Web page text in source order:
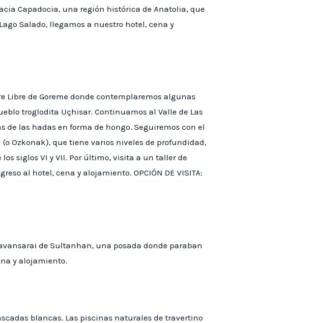
Capadocia, una región histórica de Anatolia, que
Salado, llegamos a nuestro hotel, cena y
Libre de Goreme donde contemplaremos algunas
troglodita Uçhisar. Continuamos al Valle de Las
las hadas en forma de hongo. Seguiremos con el
Ozkonak), que tiene varios niveles de profundidad,
siglos VI y VII. Por último, visita a un taller de
al hotel, cena y alojamiento. OPCIÓN DE VISITA:
de Sultanhan, una posada donde paraban
y alojamiento.
blancas. Las piscinas naturales de travertino